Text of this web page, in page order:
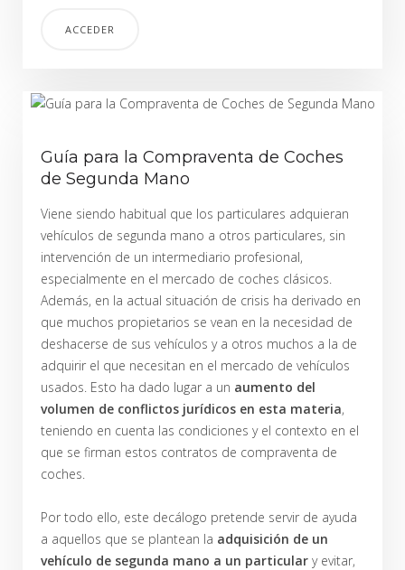
ACCEDER
Guía para la Compraventa de Coches
de Segunda Mano
Viene siendo habitual que los particulares adquieran
vehículos de segunda mano a otros particulares, sin
intervención de un intermediario profesional,
especialmente en el mercado de coches clásicos.
Además, en la actual situación de crisis ha derivado en
que muchos propietarios se vean en la necesidad de
deshacerse de sus vehículos y a otros muchos a la de
adquirir el que necesitan en el mercado de vehículos
usados. Esto ha dado lugar a un aumento del
volumen de conflictos jurídicos en esta materia,
teniendo en cuenta las condiciones y el contexto en el
que se firman estos contratos de compraventa de
coches.
Por todo ello, este decálogo pretende servir de ayuda
a aquellos que se plantean la adquisición de un
vehículo de segunda mano a un particular y evitar,